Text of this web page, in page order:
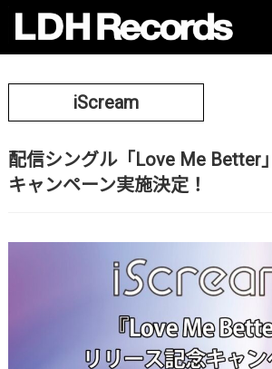
iScream
配信シングル「Love Me Better
キャンペーン実施決定！